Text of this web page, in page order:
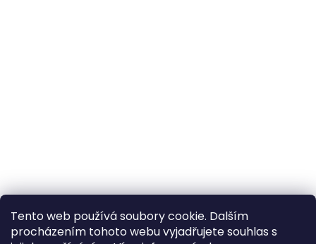
Tento web používá soubory cookie. Dalším
procházením tohoto webu vyjadřujete souhlas s